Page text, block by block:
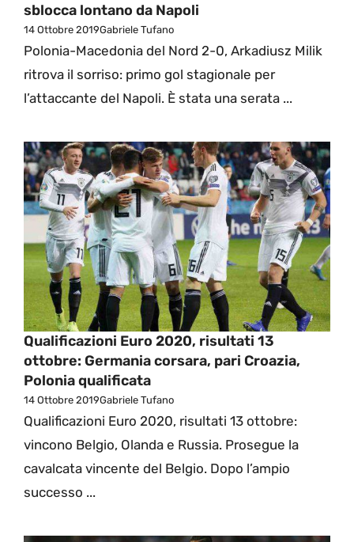
sblocca lontano da Napoli
14 Ottobre 2019Gabriele Tufano
Polonia-Macedonia del Nord 2-0, Arkadiusz Milik
ritrova il sorriso: primo gol stagionale per
l’attaccante del Napoli. È stata una serata ...
Qualificazioni Euro 2020, risultati 13
ottobre: Germania corsara, pari Croazia,
Polonia qualificata
14 Ottobre 2019Gabriele Tufano
Qualificazioni Euro 2020, risultati 13 ottobre:
vincono Belgio, Olanda e Russia. Prosegue la
cavalcata vincente del Belgio. Dopo l’ampio
successo ...